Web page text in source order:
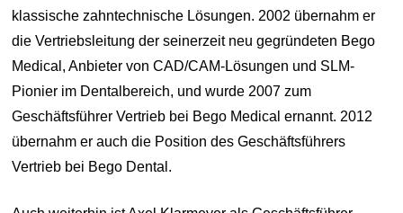
klassische zahntechnische Lösungen. 2002 übernahm er
die Vertriebsleitung der seinerzeit neu gegründeten Bego
Medical, Anbieter von CAD/CAM-Lösungen und SLM-
Pionier im Dentalbereich, und wurde 2007 zum
Geschäftsführer Vertrieb bei Bego Medical ernannt. 2012
übernahm er auch die Position des Geschäftsführers
Vertrieb bei Bego Dental.